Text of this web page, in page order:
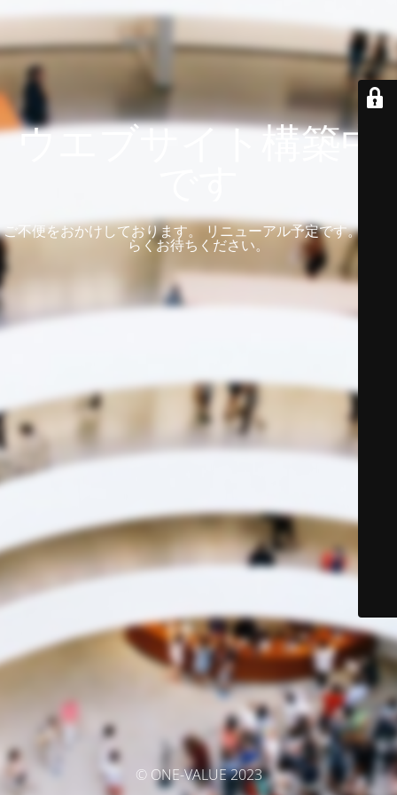
ウエブサイト構築中
ご不便をおかけしております。 リニューアル予定です。 しば
らくお待ちください。
© ONE-VALUE 2023